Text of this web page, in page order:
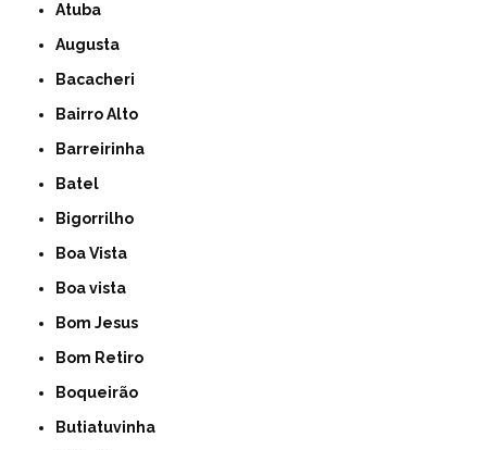
Atuba
Augusta
Bacacheri
Bairro Alto
Barreirinha
Batel
Bigorrilho
Boa Vista
Boa vista
Bom Jesus
Bom Retiro
Boqueirão
Butiatuvinha